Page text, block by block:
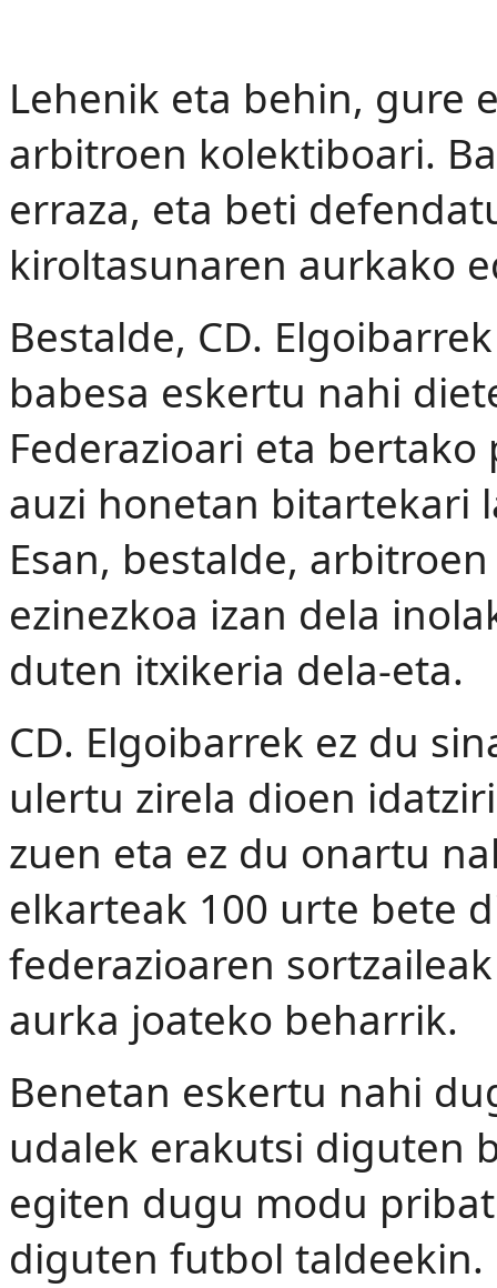
Lehenik eta behin, gure
arbitroen kolektiboari.
erraza, eta beti
kiroltasunaren aurkako
Bestalde, CD.
babesa eskertu nahi
Federazioari eta
auzi honetan bitartekari
Esan, bestalde,
ezinezkoa izan dela
duten itxikeria dela-eta.
CD. Elgoibarrek ez du
ulertu zirela dioen
zuen eta ez du onartu
elkarteak 100 urte bete
federazioaren
aurka joateko beharrik.
Benetan eskertu nahi
udalek erakutsi diguten
egiten dugu modu
diguten futbol taldeekin.